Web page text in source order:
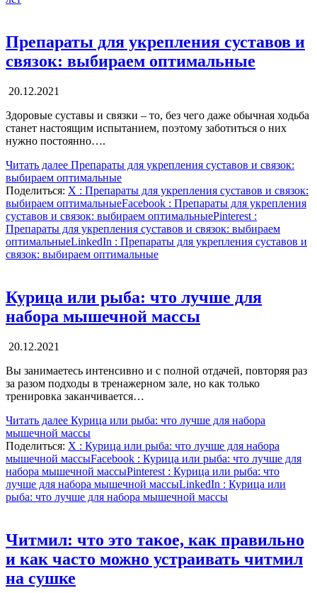
Препараты для укрепления суставов и
связок: выбираем оптимальные
20.12.2021
Здоровые суставы и связки – то, без чего даже обычная ходьба
станет настоящим испытанием, поэтому заботиться о них
нужно постоянно….
Читать далее Препараты для укрепления суставов и связок:
выбираем оптимальные
Поделиться: X : Препараты для укрепления суставов и связок:
выбираем оптимальныеFacebook : Препараты для укрепления
суставов и связок: выбираем оптимальныеPinterest :
Препараты для укрепления суставов и связок: выбираем
оптимальныеLinkedIn : Препараты для укрепления суставов и
связок: выбираем оптимальные
Курица или рыба: что лучше для
набора мышечной массы
20.12.2021
Вы занимаетесь интенсивно и с полной отдачей, повторяя раз
за разом подходы в тренажерном зале, но как только
тренировка заканчивается…
Читать далее Курица или рыба: что лучше для набора
мышечной массы
Поделиться: X : Курица или рыба: что лучше для набора
мышечной массыFacebook : Курица или рыба: что лучше для
набора мышечной массыPinterest : Курица или рыба: что
лучше для набора мышечной массыLinkedIn : Курица или
рыба: что лучше для набора мышечной массы
Читмил: что это такое, как правильно
и как часто можно устраивать читмил
на сушке